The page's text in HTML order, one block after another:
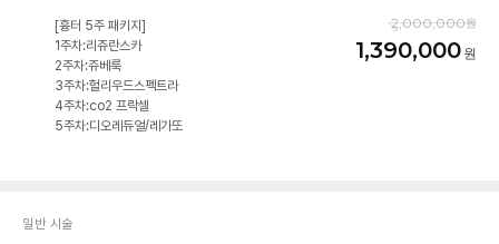
[흉터 5주 패키지]
1주차:리쥬란스카
2주차:쥬베룩
3주차:헐리우드스펙트라
4주차:co2 프락셀
5주차:디오레듀얼/레가또
2,000,000
1,390,000
일반 시술